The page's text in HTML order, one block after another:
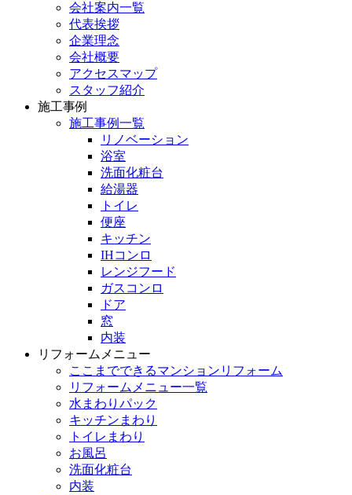
会社案内一覧
代表挨拶
企業理念
会社概要
アクセスマップ
スタッフ紹介
施工事例
施工事例一覧
リノベーション
浴室
洗面化粧台
給湯器
トイレ
便座
キッチン
IHコンロ
レンジフード
ガスコンロ
ドア
窓
内装
リフォームメニュー
ここまでできるマンションリフォーム
リフォームメニュー一覧
水まわりパック
キッチンまわり
トイレまわり
お風呂
洗面化粧台
内装